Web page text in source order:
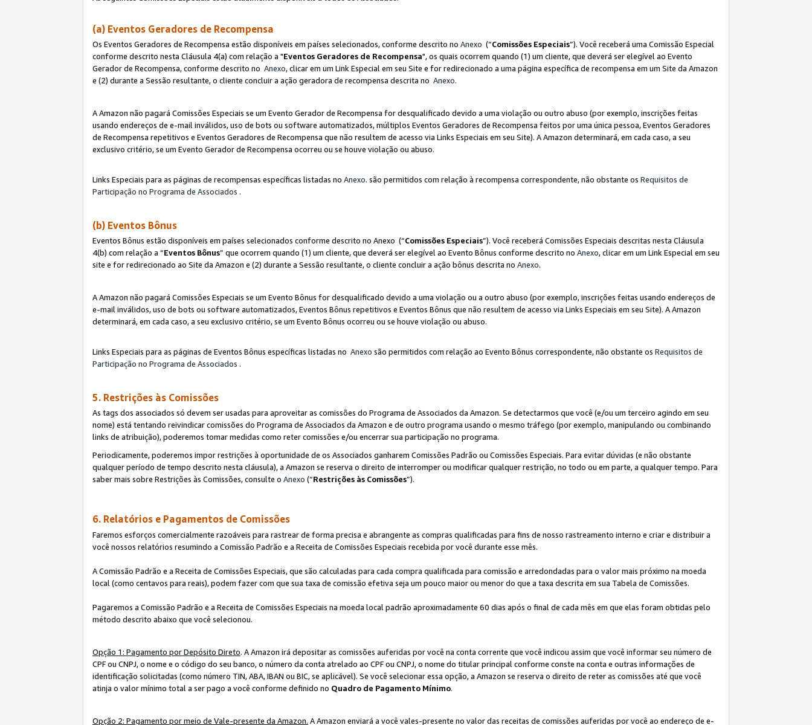
(a) Eventos Geradores de Recompensa
Os Eventos Geradores de Recompensa estão disponíveis em países selecionados, conforme descrito no Anexo (“Comissões Especiais”). Você receberá uma Comissão Especial
conforme descrito nesta Cláusula 4(a) com relação a "Eventos Geradores de Recompensa", os quais ocorrem quando (1) um cliente, que deverá ser elegível ao Evento
Gerador de Recompensa, conforme descrito no Anexo, clicar em um Link Especial em seu Site e for redirecionado a uma página específica de recompensa em um Site da Amazon
e (2) durante a Sessão resultante, o cliente concluir a ação geradora de recompensa descrita no Anexo.
A Amazon não pagará Comissões Especiais se um Evento Gerador de Recompensa for desqualificado devido a uma violação ou outro abuso (por exemplo, inscrições feitas
usando endereços de e-mail inválidos, uso de bots ou software automatizados, múltiplos Eventos Geradores de Recompensa feitos por uma única pessoa, Eventos Geradores
de Recompensa repetitivos e Eventos Geradores de Recompensa que não resultem de acesso via Links Especiais em seu Site). A Amazon determinará, em cada caso, a seu
exclusivo critério, se um Evento Gerador de Recompensa ocorreu ou se houve violação ou abuso.
Links Especiais para as páginas de recompensas específicas listadas no Anexo. são permitidos com relação à recompensa correspondente, não obstante os Requisitos de
Participação no Programa de Associados .
(b) Eventos Bônus
Eventos Bônus estão disponíveis em países selecionados conforme descrito no Anexo (“Comissões Especiais”). Você receberá Comissões Especiais descritas nesta Cláusula
4(b) com relação a “Eventos Bônus” que ocorrem quando (1) um cliente, que deverá ser elegível ao Evento Bônus conforme descrito no Anexo, clicar em um Link Especial em seu
site e for redirecionado ao Site da Amazon e (2) durante a Sessão resultante, o cliente concluir a ação bônus descrita no Anexo.
A Amazon não pagará Comissões Especiais se um Evento Bônus for desqualificado devido a uma violação ou a outro abuso (por exemplo, inscrições feitas usando endereços de
e-mail inválidos, uso de bots ou software automatizados, Eventos Bônus repetitivos e Eventos Bônus que não resultem de acesso via Links Especiais em seu Site). A Amazon
determinará, em cada caso, a seu exclusivo critério, se um Evento Bônus ocorreu ou se houve violação ou abuso.
Links Especiais para as páginas de Eventos Bônus específicas listadas no Anexo são permitidos com relação ao Evento Bônus correspondente, não obstante os Requisitos de
Participação no Programa de Associados .
5. Restrições às Comissões
As tags dos associados só devem ser usadas para aproveitar as comissões do Programa de Associados da Amazon. Se detectarmos que você (e/ou um terceiro agindo em seu
nome) está tentando reivindicar comissões do Programa de Associados da Amazon e de outro programa usando o mesmo tráfego (por exemplo, manipulando ou combinando
links de atribuição), poderemos tomar medidas como reter comissões e/ou encerrar sua participação no programa.
Periodicamente, poderemos impor restrições à oportunidade de os Associados ganharem Comissões Padrão ou Comissões Especiais. Para evitar dúvidas (e não obstante
qualquer período de tempo descrito nesta cláusula), a Amazon se reserva o direito de interromper ou modificar qualquer restrição, no todo ou em parte, a qualquer tempo. Para
saber mais sobre Restrições às Comissões, consulte o Anexo (“Restrições às Comissões”).
6. Relatórios e Pagamentos de Comissões
Faremos esforços comercialmente razoáveis para rastrear de forma precisa e abrangente as compras qualificadas para fins de nosso rastreamento interno e criar e distribuir a
você nossos relatórios resumindo a Comissão Padrão e a Receita de Comissões Especiais recebida por você durante esse mês.
A Comissão Padrão e a Receita de Comissões Especiais, que são calculadas para cada compra qualificada para comissão e arredondadas para o valor mais próximo na moeda
local (como centavos para reais), podem fazer com que sua taxa de comissão efetiva seja um pouco maior ou menor do que a taxa descrita em sua Tabela de Comissões.
Pagaremos a Comissão Padrão e a Receita de Comissões Especiais na moeda local padrão aproximadamente 60 dias após o final de cada mês em que elas foram obtidas pelo
método descrito abaixo que você selecionou.
Opção 1: Pagamento por Depósito Direto. A Amazon irá depositar as comissões auferidas por você na conta corrente que você indicou assim que você informar seu número de
CPF ou CNPJ, o nome e o código do seu banco, o número da conta atrelado ao CPF ou CNPJ, o nome do titular principal conforme conste na conta e outras informações de
identificação solicitadas (como número TIN, ABA, IBAN ou BIC, se aplicável). Se você selecionar essa opção, a Amazon se reserva o direito de reter as comissões até que você
atinja o valor mínimo total a ser pago a você conforme definido no Quadro de Pagamento Mínimo.
Opção 2: Pagamento por meio de Vale-presente da Amazon. A Amazon enviará a você vales-presente no valor das receitas de comissões auferidas por você ao endereço de e-